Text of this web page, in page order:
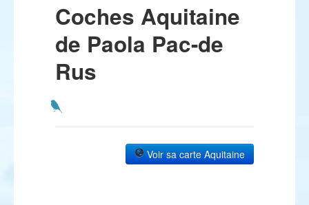
Coches Aquitaine
de Paola Pac-de
Rus
Voir sa carte Aquitaine